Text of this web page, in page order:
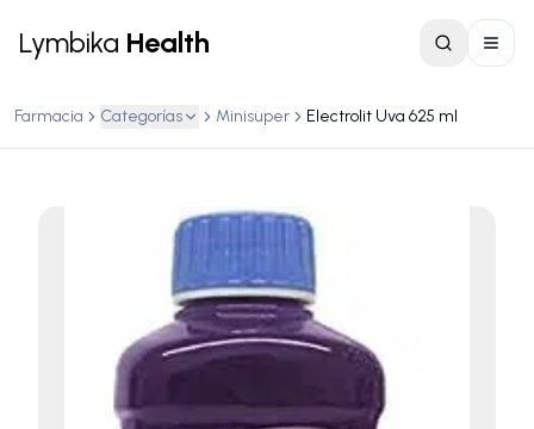
Lymbika Health
Farmacia Categorías Minisuper Electrolit Uva 625 ml